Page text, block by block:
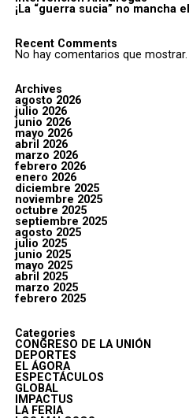
¡La “guerra sucia” no mancha
Recent Comments
No hay comentarios que mostrar.
Archives
agosto 2026
julio 2026
junio 2026
mayo 2026
abril 2026
marzo 2026
febrero 2026
enero 2026
diciembre 2025
noviembre 2025
octubre 2025
septiembre 2025
agosto 2025
julio 2025
junio 2025
mayo 2025
abril 2025
marzo 2025
febrero 2025
Categories
CONGRESO DE LA UNIÓN
DEPORTES
EL ÁGORA
ESPECTÁCULOS
GLOBAL
IMPACTUS
LA FERIA